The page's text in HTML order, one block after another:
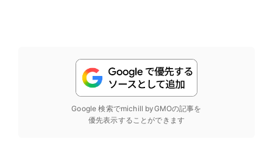
Google 検索でmichill byGMOの記事を
優先表示することができます